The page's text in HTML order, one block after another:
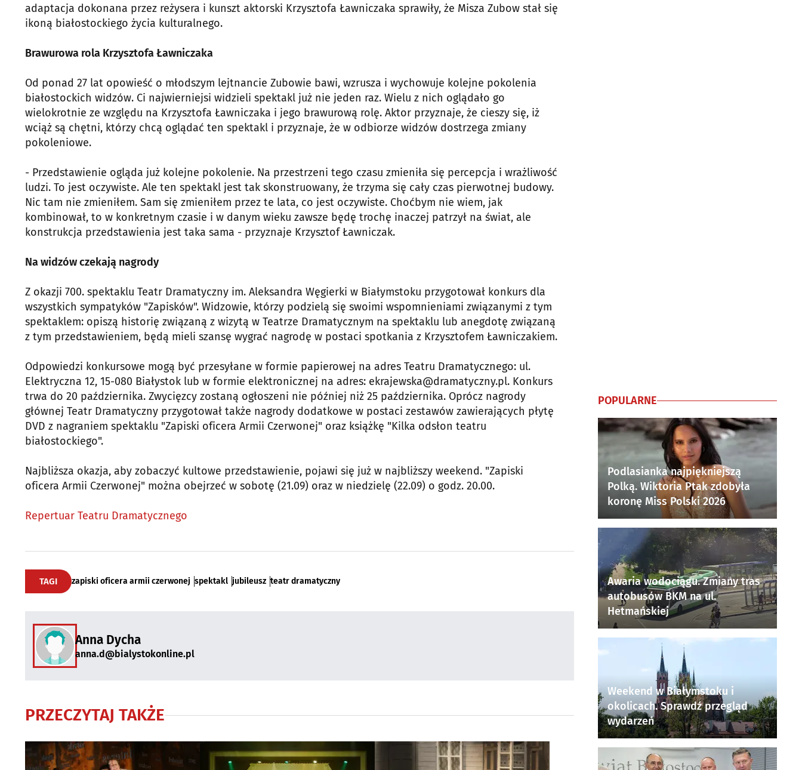
adaptacja dokonana przez reżysera i kunszt aktorski Krzysztofa Ławniczaka sprawiły, że Misza Zubow stał się
ikoną białostockiego życia kulturalnego.
Brawurowa rola Krzysztofa Ławniczaka
Od ponad 27 lat opowieść o młodszym lejtnancie Zubowie bawi, wzrusza i wychowuje kolejne pokolenia
białostockich widzów. Ci najwierniejsi widzieli spektakl już nie jeden raz. Wielu z nich oglądało go
wielokrotnie ze względu na Krzysztofa Ławniczaka i jego brawurową rolę. Aktor przyznaje, że cieszy się, iż
wciąż są chętni, którzy chcą oglądać ten spektakl i przyznaje, że w odbiorze widzów dostrzega zmiany
pokoleniowe.
- Przedstawienie ogląda już kolejne pokolenie. Na przestrzeni tego czasu zmieniła się percepcja i wrażliwość
ludzi. To jest oczywiste. Ale ten spektakl jest tak skonstruowany, że trzyma się cały czas pierwotnej budowy.
Nic tam nie zmieniłem. Sam się zmieniłem przez te lata, co jest oczywiste. Choćbym nie wiem, jak
kombinował, to w konkretnym czasie i w danym wieku zawsze będę trochę inaczej patrzył na świat, ale
konstrukcja przedstawienia jest taka sama - przyznaje Krzysztof Ławniczak.
Na widzów czekają nagrody
Z okazji 700. spektaklu Teatr Dramatyczny im. Aleksandra Węgierki w Białymstoku przygotował konkurs dla
wszystkich sympatyków "Zapisków". Widzowie, którzy podzielą się swoimi wspomnieniami związanymi z tym
spektaklem: opiszą historię związaną z wizytą w Teatrze Dramatycznym na spektaklu lub anegdotę związaną
z tym przedstawieniem, będą mieli szansę wygrać nagrodę w postaci spotkania z Krzysztofem Ławniczakiem.
Odpowiedzi konkursowe mogą być przesyłane w formie papierowej na adres Teatru Dramatycznego: ul.
Elektryczna 12, 15-080 Białystok lub w formie elektronicznej na adres: ekrajewska@dramatyczny.pl. Konkurs
trwa do 20 października. Zwycięzcy zostaną ogłoszeni nie później niż 25 października. Oprócz nagrody
głównej Teatr Dramatyczny przygotował także nagrody dodatkowe w postaci zestawów zawierających płytę
DVD z nagraniem spektaklu "Zapiski oficera Armii Czerwonej" oraz książkę "Kilka odsłon teatru
białostockiego".
Najbliższa okazja, aby zobaczyć kultowe przedstawienie, pojawi się już w najbliższy weekend. "Zapiski
oficera Armii Czerwonej" można obejrzeć w sobotę (21.09) oraz w niedzielę (22.09) o godz. 20.00.
Repertuar Teatru Dramatycznego
TAGI zapiski oficera armii czerwonej spektakl jubileusz teatr dramatyczny
Anna Dycha
anna.d@bialystokonline.pl
PRZECZYTAJ TAKŻE
POPULARNE
Podlasianka najpiękniejszą
Polką. Wiktoria Ptak zdobyła
koronę Miss Polski 2026
Awaria wodociągu. Zmiany tras
autobusów BKM na ul.
Hetmańskiej
Weekend w Białymstoku i
okolicach. Sprawdź przegląd
wydarzeń